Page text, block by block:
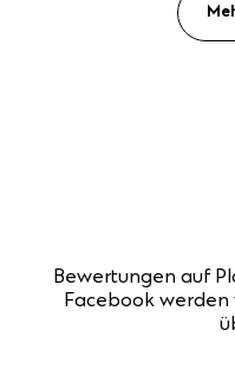
Bewertungen auf
Facebook werden